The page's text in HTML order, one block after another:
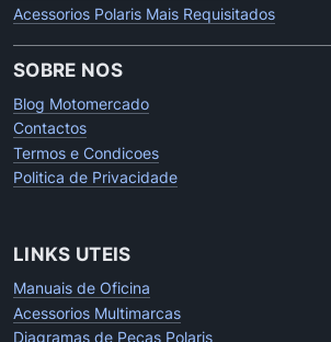
Acessorios Polaris Mais Requisitados
SOBRE NOS
Blog Motomercado
Contactos
Termos e Condicoes
Politica de Privacidade
LINKS UTEIS
Manuais de Oficina
Acessorios Multimarcas
Diagramas de Pecas Polaris